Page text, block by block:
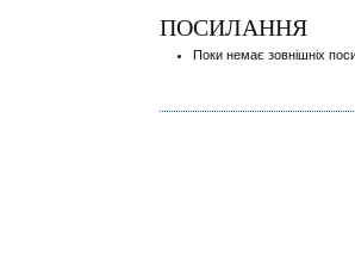
ПОСИЛАННЯ
Поки немає зовнішніх